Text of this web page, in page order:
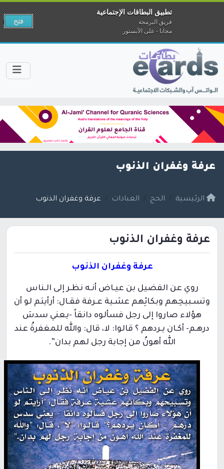
عرفة وغفران الذنوب
الرئيسية الحج العبادات عرفة وغفران الذنوب
عرفة وغفران الذنوب
عرفة وغفران الذنوب
روي عن الفضيل بن عيـاض أنـه نظـر إلى الـناس
وتسـبيحِهم وبكائِهم عشـية عـرفة فقـال: أرأيتم لو أن
هؤلاء صاروا إلى رجل فسألوه دانقاً -يعني سدسَ
درهـم- أكـان يـردهم ؟ قالوا: لا، قال: والله للمغفرةُ عند
الله أهونُ من إجابة رجل لهم بدان”.
تطبيق البطاقات الإجتماعية
فريق البرمجة
مجانا - على الآبستور
فتح